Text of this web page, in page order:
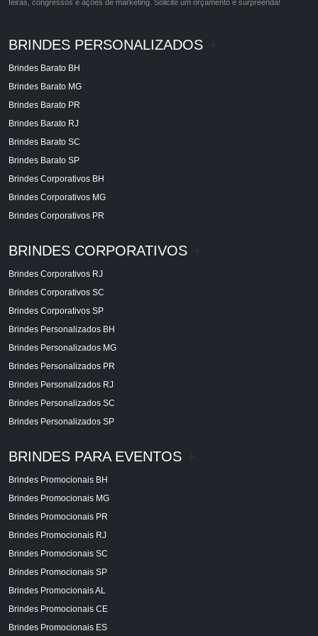
feiras, congressos e ações de marketing. Solicite um orçamento e surpreenda!
BRINDES PERSONALIZADOS
Brindes Barato BH
Brindes Barato MG
Brindes Barato PR
Brindes Barato RJ
Brindes Barato SC
Brindes Barato SP
Brindes Corporativos BH
Brindes Corporativos MG
Brindes Corporativos PR
BRINDES CORPORATIVOS
Brindes Corporativos RJ
Brindes Corporativos SC
Brindes Corporativos SP
Brindes Personalizados BH
Brindes Personalizados MG
Brindes Personalizados PR
Brindes Personalizados RJ
Brindes Personalizados SC
Brindes Personalizados SP
BRINDES PARA EVENTOS
Brindes Promocionais BH
Brindes Promocionais MG
Brindes Promocionais PR
Brindes Promocionais RJ
Brindes Promocionais SC
Brindes Promocionais SP
Brindes Promocionais AL
Brindes Promocionais CE
Brindes Promocionais ES